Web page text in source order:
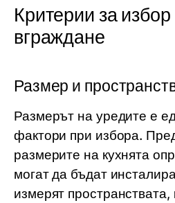
Критерии за
вграждане
Размер и
Размерът на уредите е
фактори при избора.
размерите на кухнята
могат да бъдат
измерят